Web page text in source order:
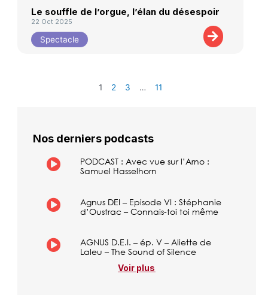
Le souffle de l’orgue, l’élan du désespoir
22 Oct 2025
Spectacle
1 2 3 … 11
Nos derniers podcasts
PODCAST : Avec vue sur l’Arno :
Samuel Hasselhorn
Agnus DEI – Episode VI : Stéphanie
d’Oustrac – Connais-toi toi même
AGNUS D.E.I. – ép. V – Aliette de
Laleu – The Sound of Silence
Voir plus